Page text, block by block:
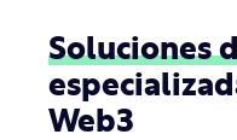
Soluciones
Web3